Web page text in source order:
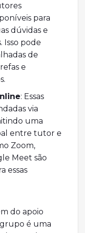
para
dúvidas e
Isso pode
de
e
: Essas
via
uma
entre tutor e
Zoom,
Meet são
essas
do apoio
é uma